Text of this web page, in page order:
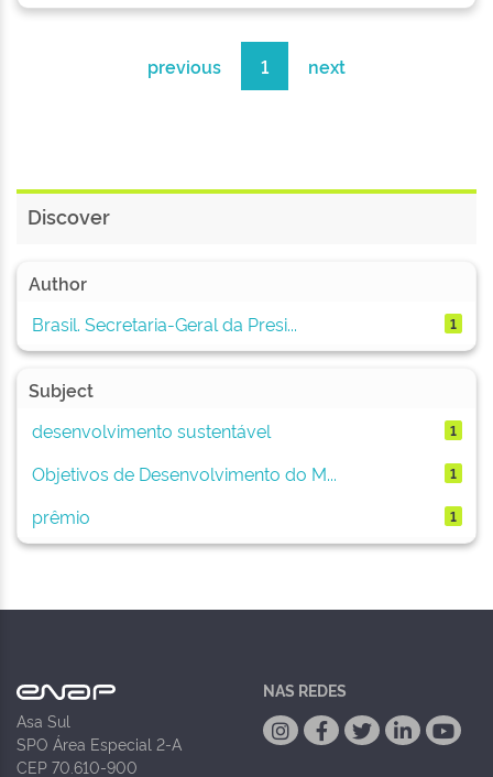
previous 1 next
Discover
Author
Brasil. Secretaria-Geral da Presi...
1
Subject
desenvolvimento sustentável
1
Objetivos de Desenvolvimento do M... 1
prêmio 1
Asa Sul
SPO Área Especial 2-A
CEP 70.610-900
NAS REDES